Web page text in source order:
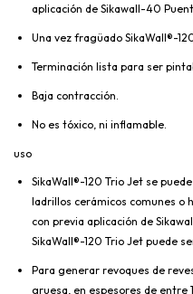
aplicación de Sikawall-40
Una vez fragüado SikaWall®-
Terminación lista para ser
Baja contracción.
No es tóxico, ni inflamable.
uso
SikaWall®-120 Trio Jet se
ladrillos cerámicos comunes o
con previa aplicación de
SikaWall®-120 Trio Jet puede
Para generar revoques de
gruesa, en espesores de entre